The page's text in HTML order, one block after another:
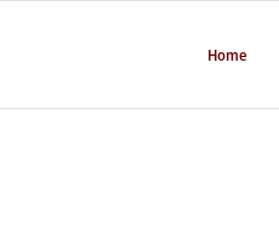
Home